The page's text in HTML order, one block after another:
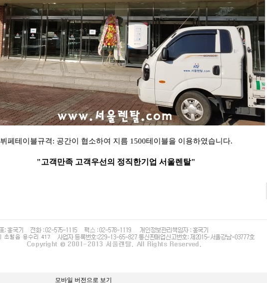
뷔페테이블규격: 공간이 협소하여 지름 1500테이블을 이용하였습니다.
"고객만족 고객우선의 정직한기업 서울렌탈"​
모바일 버전으로 보기